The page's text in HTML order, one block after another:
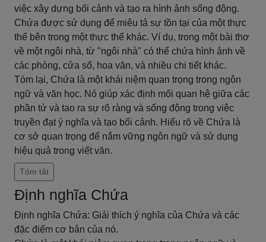
việc xây dựng bối cảnh và tạo ra hình ảnh sống động.
Chứa được sử dụng để miêu tả sự tồn tại của một thực
thể bên trong một thực thể khác. Ví dụ, trong một bài thơ
về một ngôi nhà, từ "ngôi nhà" có thể chứa hình ảnh về
các phòng, cửa sổ, hoa văn, và nhiều chi tiết khác.
Tóm lại, Chứa là một khái niệm quan trọng trong ngôn
ngữ và văn học. Nó giúp xác định mối quan hệ giữa các
phần tử và tạo ra sự rõ ràng và sống động trong việc
truyền đạt ý nghĩa và tạo bối cảnh. Hiểu rõ về Chứa là
cơ sở quan trọng để nắm vững ngôn ngữ và sử dụng
hiệu quả trong viết văn.
Tóm tắt
Định nghĩa Chứa
Định nghĩa Chứa: Giải thích ý nghĩa của Chứa và các
đặc điểm cơ bản của nó.